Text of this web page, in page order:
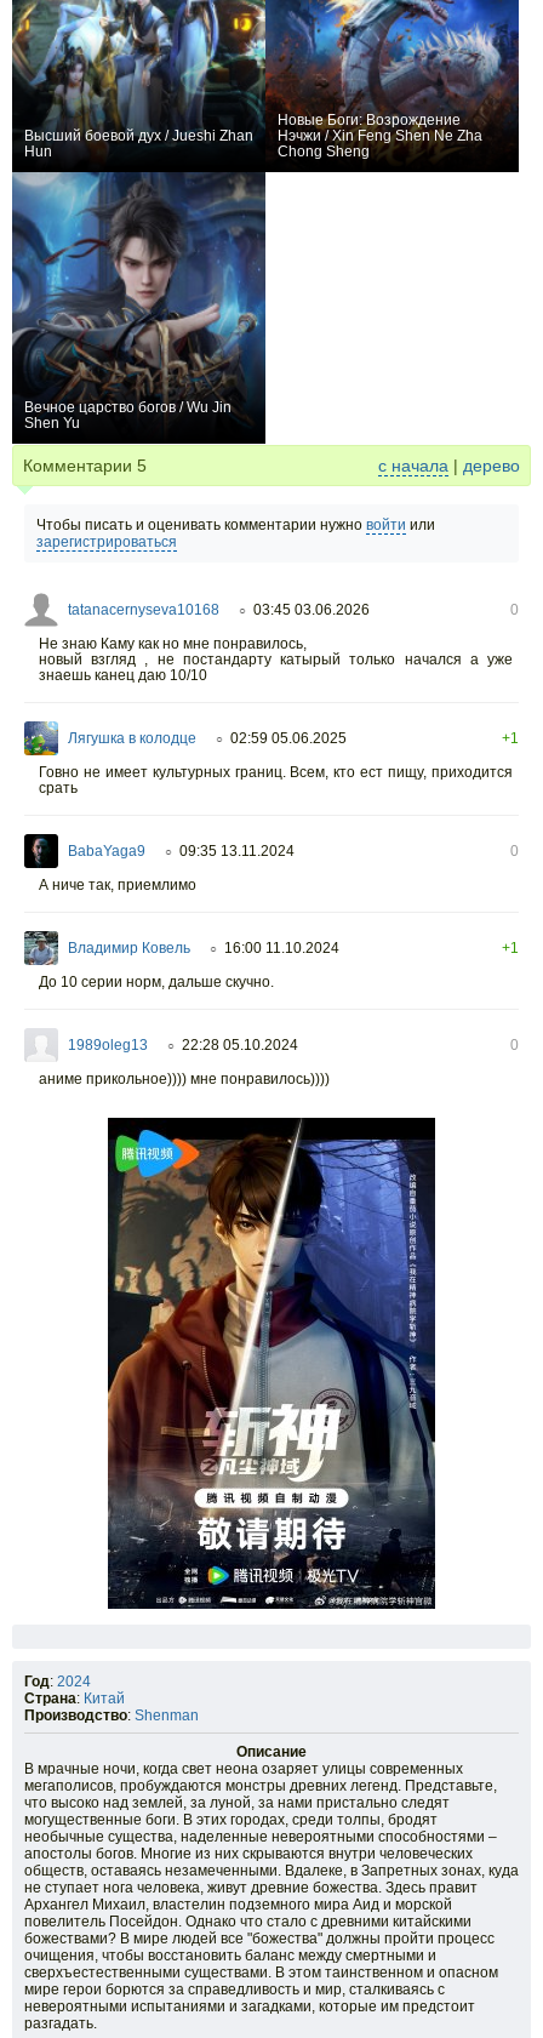
Высший боевой дух / Jueshi Zhan
Hun
Новые Боги: Возрождение
Нэчжи / Xin Feng Shen Ne Zha
Chong Sheng
Вечное царство богов / Wu Jin
Shen Yu
Комментарии 5 с начала | дерево
Чтобы писать и оценивать комментарии нужно войти или
зарегистрироваться
tatanacernyseva10168 ○ 03:45 03.06.2026
0
Не знаю Каму как но мне понравилось,
новый взгляд , не постандарту катырый только начался а уже
знаешь канец даю 10/10
Лягушка в колодце ○ 02:59 05.06.2025
+1
Говно не имеет культурных границ. Всем, кто ест пищу, приходится
срать
BabaYaga9 ○ 09:35 13.11.2024
0
А ниче так, приемлимо
Владимир Ковель ○ 16:00 11.10.2024
+1
До 10 серии норм, дальше скучно.
1989oleg13 ○ 22:28 05.10.2024
0
аниме прикольное)))) мне понравилось))))
Год: 2024
Страна: Китай
Производство: Shenman
Описание
В мрачные ночи, когда свет неона озаряет улицы современных
мегаполисов, пробуждаются монстры древних легенд. Представьте,
что высоко над землей, за луной, за нами пристально следят
могущественные боги. В этих городах, среди толпы, бродят
необычные существа, наделенные невероятными способностями –
апостолы богов. Многие из них скрываются внутри человеческих
обществ, оставаясь незамеченными. Вдалеке, в Запретных зонах, куда
не ступает нога человека, живут древние божества. Здесь правит
Архангел Михаил, властелин подземного мира Аид и морской
повелитель Посейдон. Однако что стало с древними китайскими
божествами? В мире людей все "божества" должны пройти процесс
очищения, чтобы восстановить баланс между смертными и
сверхъестественными существами. В этом таинственном и опасном
мире герои борются за справедливость и мир, сталкиваясь с
невероятными испытаниями и загадками, которые им предстоит
разгадать.